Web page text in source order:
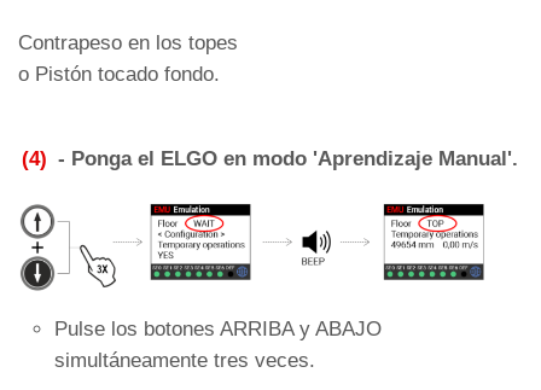
Contrapeso en los topes
o Pistón tocado fondo.
(4) - Ponga el ELGO en modo 'Aprendizaje Manual'.
Pulse los botones ARRIBA y ABAJO
simultáneamente tres veces.